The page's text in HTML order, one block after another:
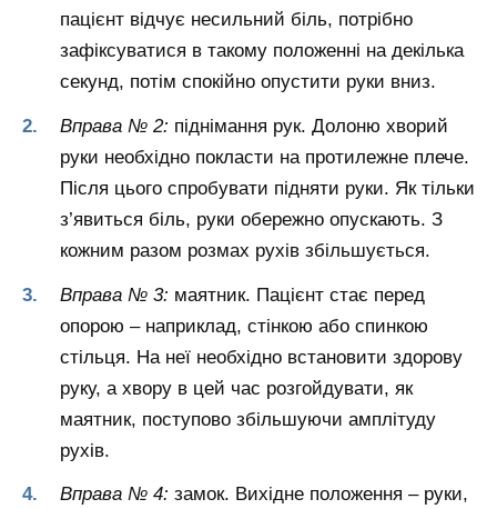
пацієнт відчує несильний біль, потрібно
зафіксуватися в такому положенні на декілька
секунд, потім спокійно опустити руки вниз.
Вправа № 2: піднімання рук. Долоню хворий
руки необхідно покласти на протилежне плече.
Після цього спробувати підняти руки. Як тільки
з’явиться біль, руки обережно опускають. З
кожним разом розмах рухів збільшується.
Вправа № 3: маятник. Пацієнт стає перед
опорою – наприклад, стінкою або спинкою
стільця. На неї необхідно встановити здорову
руку, а хвору в цей час розгойдувати, як
маятник, поступово збільшуючи амплітуду
рухів.
Вправа № 4: замок. Вихідне положення – руки,